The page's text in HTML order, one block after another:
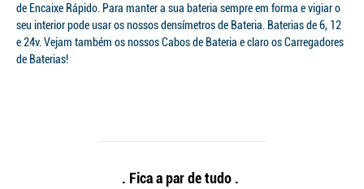
de Encaixe Rápido. Para manter a sua bateria sempre em forma e vigiar o
seu interior pode usar os nossos densímetros de Bateria. Baterias de 6, 12
e 24v. Vejam também os nossos Cabos de Bateria e claro os Carregadores
de Baterias!
. Fica a par de tudo .